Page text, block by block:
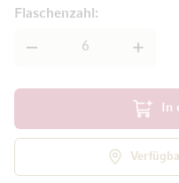
Flaschenzahl
In